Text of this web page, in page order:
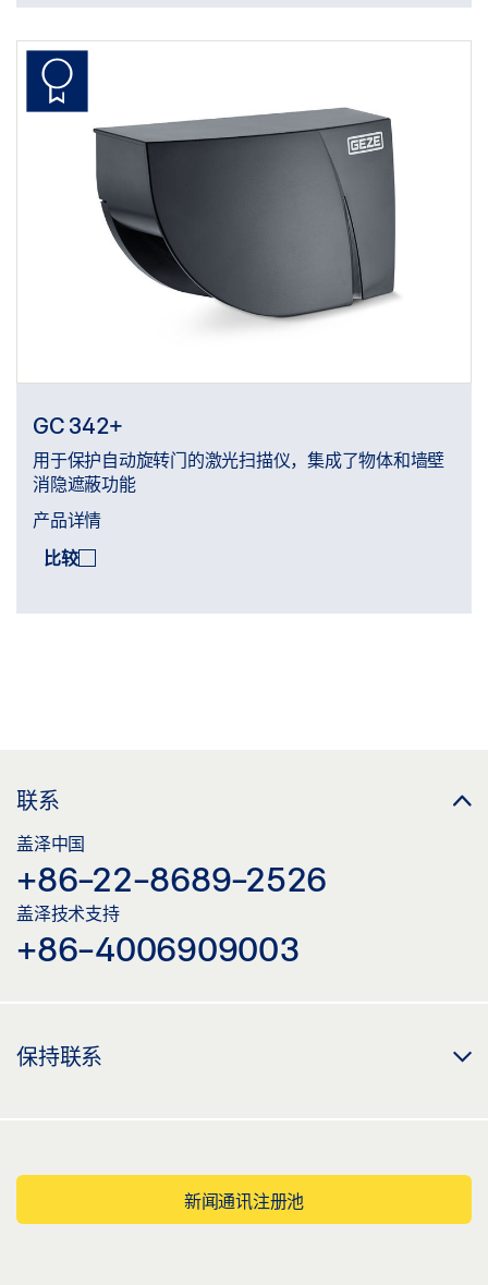
GC 342+
用于保护自动旋转门的激光扫描仪，集成了物体和墙壁
消隐遮蔽功能
产品详情
比较
联系
盖泽中国
+86-22-8689-2526
盖泽技术支持
+86-4006909003
保持联系
新闻通讯注册池